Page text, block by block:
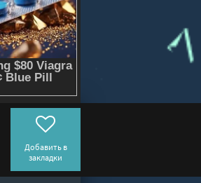
Добавить в
закладки